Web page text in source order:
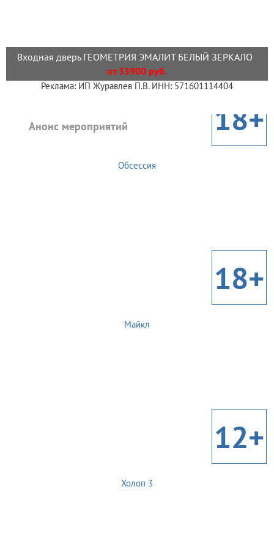
Входная дверь ГЕОМЕТРИЯ ЭМАЛИТ БЕЛЫЙ ЗЕРКАЛО
от 33900 руб.
Реклама: ИП Журавлев П.В. ИНН: 571601114404
Анонс мероприятий 18+
Обсессия
18+
Майкл
12+
Холоп 3